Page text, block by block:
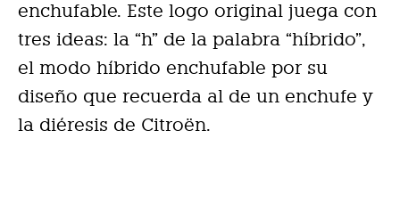
enchufable. Este logo original juega con
tres ideas: la “h” de la palabra “híbrido”,
el modo híbrido enchufable por su
diseño que recuerda al de un enchufe y
la diéresis de Citroën.